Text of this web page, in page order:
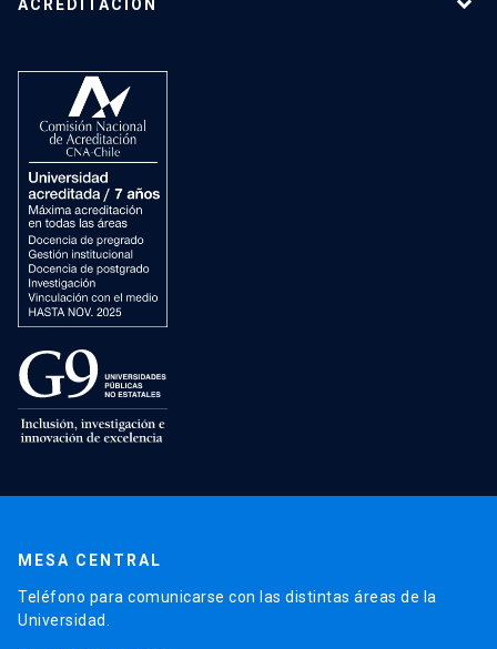
ACREDITACIÓN
MESA CENTRAL
Teléfono para comunicarse con las distintas áreas de la
Universidad.